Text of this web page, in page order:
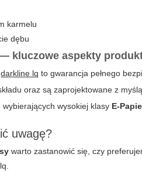
karmelu
dębu
kluczowe aspekty
darkline lq to gwarancja pełnego
oraz są zaprojektowane z
wysokiej klasy E-
uwagę?
warto zastanowić się, czy